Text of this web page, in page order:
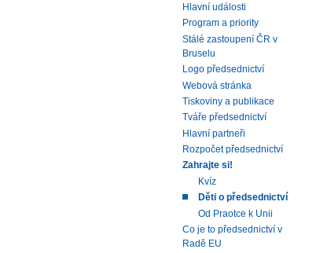
Hlavní události
Program a priority
Stálé zastoupení ČR v
Bruselu
Logo předsednictví
Webová stránka
Tiskoviny a publikace
Tváře předsednictví
Hlavní partneři
Rozpočet předsednictví
Zahrajte si!
Kvíz
Děti o předsednictví
Od Praotce k Unii
Co je to předsednictví v
Radě EU